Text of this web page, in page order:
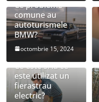
Ce probleme
comune au
autoturismele
BMW?
octombrie 15, 2024
Ce este si la ce
este utilizat un
fierastrau
electric?